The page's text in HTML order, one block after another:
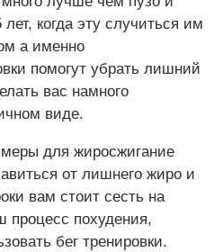
когда эту случиться им
а именно
помогут убрать лишний
вас намного
виде.
для жиросжигание
от лишнего жиро и
вам стоит сесть на
процесс похудения,
бег тренировки.